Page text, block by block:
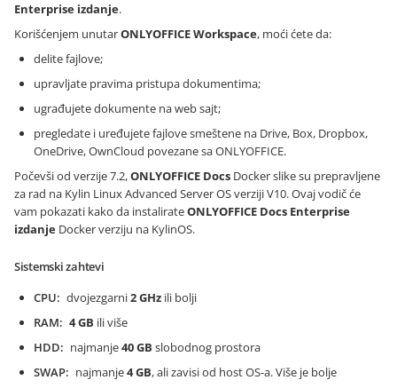
Enterprise izdanje.
Korišćenjem unutarONLYOFFICE Workspace, moći ćete da:
delite fajlove;
upravljate pravima pristupa dokumentima;
ugrađujete dokumente na web sajt;
pregledate i uređujete fajlove smeštene na Drive, Box, Dropbox,
OneDrive, OwnCloud povezane sa ONLYOFFICE.
Počevši od verzije 7.2,ONLYOFFICE Docs Docker slike su prepravljene
za rad na Kylin Linux Advanced Server OS verziji V10. Ovaj vodič će
vam pokazati kako da instalirateONLYOFFICE Docs Enterprise
izdanje Docker verziju na KylinOS.
Sistemski zahtevi
CPU
dvojezgarni2 GHz ili bolji
RAM
4 GB ili više
HDD
najmanje40 GB slobodnog prostora
SWAP
najmanje4 GB, ali zavisi od host OS-a. Više je bolje